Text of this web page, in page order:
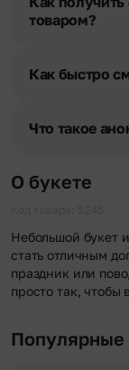
уточняют адрес и
товаром?
разрешения
Как быстро
отрезка. Хотите
Что такое
«Анонимная
О букете
Небольшой букет
стать отличным
праздник или
просто так, чтобы
Популярные